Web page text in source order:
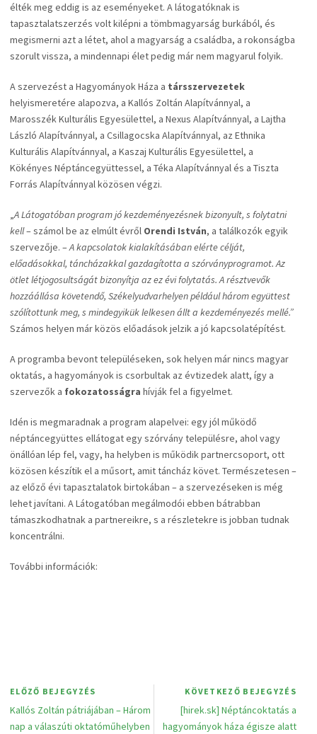
élték meg eddig is az eseményeket. A látogatóknak is
tapasztalatszerzés volt kilépni a tömbmagyarság burkából, és
megismerni azt a létet, ahol a magyarság a családba, a rokonságba
szorult vissza, a mindennapi élet pedig már nem magyarul folyik.
A szervezést a Hagyományok Háza a társszervezetek
helyismeretére alapozva, a Kallós Zoltán Alapítvánnyal, a
Marosszék Kulturális Egyesülettel, a Nexus Alapítvánnyal, a Lajtha
László Alapítvánnyal, a Csillagocska Alapítvánnyal, az Ethnika
Kulturális Alapítvánnyal, a Kaszaj Kulturális Egyesülettel, a
Kökényes Néptáncegyüttessel, a Téka Alapítvánnyal és a Tiszta
Forrás Alapítvánnyal közösen végzi.
„A Látogatóban program jó kezdeményezésnek bizonyult, s folytatni
kell– számol be az elmúlt évről Orendi István, a találkozók egyik
szervezője. –A kapcsolatok kialakításában elérte célját,
előadásokkal, táncházakkal gazdagította a szórványprogramot. Az
ötlet létjogosultságát bizonyítja az ez évi folytatás. A résztvevők
hozzáállása követendő, Székelyudvarhelyen például három együttest
szólítottunk meg, s mindegyikük lelkesen állt a kezdeményezés mellé.”
Számos helyen már közös előadások jelzik a jó kapcsolatépítést.
A programba bevont településeken, sok helyen már nincs magyar
oktatás, a hagyományok is csorbultak az évtizedek alatt, így a
szervezők a fokozatosságra hívják fel a figyelmet.
Idén is megmaradnak a program alapelvei: egy jól működő
néptáncegyüttes ellátogat egy szórvány településre, ahol vagy
önállóan lép fel, vagy, ha helyben is működik partnercsoport, ott
közösen készítik el a műsort, amit táncház követ. Természetesen –
az előző évi tapasztalatok birtokában – a szervezéseken is még
lehet javítani. A Látogatóban megálmodói ebben bátrabban
támaszkodhatnak a partnereikre, s a részletekre is jobban tudnak
koncentrálni.
További információk:
ELŐZŐ BEJEGYZÉS
Kallós Zoltán pátriájában – Három
nap a válaszúti oktatóműhelyben
KÖVETKEZŐ BEJEGYZÉS
[hirek.sk] Néptáncoktatás a
hagyományok háza égisze alatt